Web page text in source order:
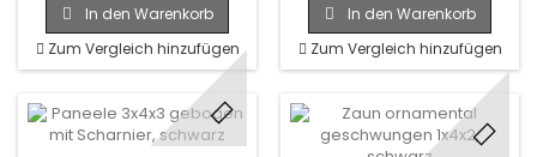
In den Warenkorb
Zum Vergleich hinzufügen
In den Warenkorb
Zum Vergleich hinzufügen